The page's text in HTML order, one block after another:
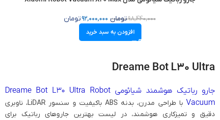
98,440,000تومان 92,000,000تومان
افزودن به سبد خرید
Dreame Bot L30 Ultra
جارو رباتیک هوشمند شیائومی Dreame Bot L30 Ultra Robot
Vacuum
با طراحی مدرن، بدنه ABS باکیفیت و سنسور LiDAR، ناوبری
دقیق و تمیزکاری هوشمند، در لیست بهترین جاروهای رباتیک برای